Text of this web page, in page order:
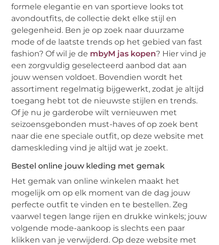
formele elegantie en van sportieve looks tot
avondoutfits, de collectie dekt elke stijl en
gelegenheid. Ben je op zoek naar duurzame
mode of de laatste trends op het gebied van fast
fashion? Of wil je de mbyM jas kopen? Hier vind je
een zorgvuldig geselecteerd aanbod dat aan
jouw wensen voldoet. Bovendien wordt het
assortiment regelmatig bijgewerkt, zodat je altijd
toegang hebt tot de nieuwste stijlen en trends.
Of je nu je garderobe wilt vernieuwen met
seizoensgebonden must-haves of op zoek bent
naar die ene speciale outfit, op deze website met
dameskleding vind je altijd wat je zoekt.
Bestel online jouw kleding met gemak
Het gemak van online winkelen maakt het
mogelijk om op elk moment van de dag jouw
perfecte outfit te vinden en te bestellen. Zeg
vaarwel tegen lange rijen en drukke winkels; jouw
volgende mode-aankoop is slechts een paar
klikken van je verwijderd. Op deze website met